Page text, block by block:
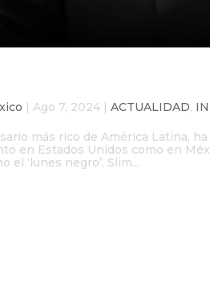
|Ago 7, 2024 |ACTUALIDAD,
más rico de América Latina,
en Estados Unidos como en
el ‘lunes negro’, Slim...